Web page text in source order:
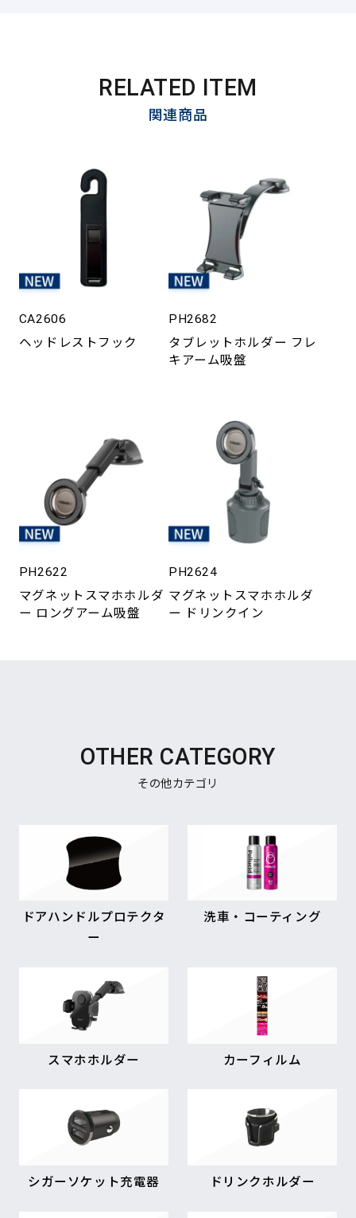
RELATED ITEM
関連商品
CA2606
ヘッドレストフック
PH2682
タブレットホルダー フレ
キアーム吸盤
PH2622
マグネットスマホホルダ
ー ロングアーム吸盤
PH2624
マグネットスマホホルダ
ー ドリンクイン
OTHER CATEGORY
その他カテゴリ
ドアハンドルプロテクタ
ー
洗車・コーティング
スマホホルダー カーフィルム
シガーソケット充電器 ドリンクホルダー